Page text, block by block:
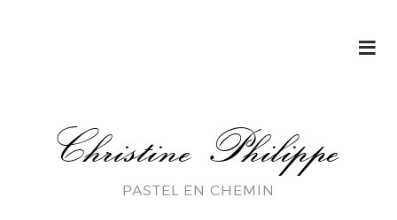
Christine Philippe
PASTEL EN CHEMIN